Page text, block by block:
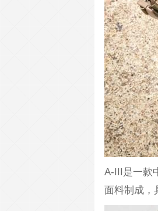
A-III是一款
面料制成，